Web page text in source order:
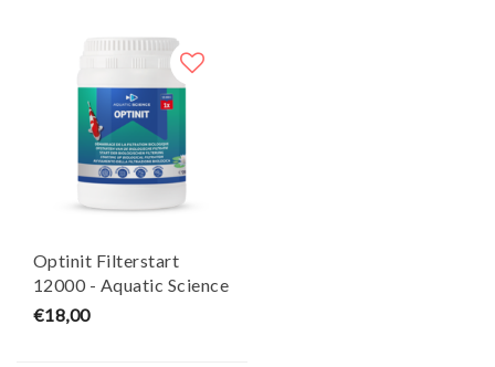
Optinit Filterstart
12000 - Aquatic Science
€18,00